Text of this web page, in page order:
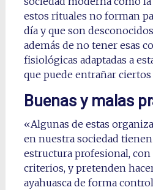
estos rituales no forman
día y que son
además de no tener esas
fisiológicas adaptadas a
que puede entrañar
Buenas y malas
«Algunas de estas
en nuestra sociedad
estructura profesional, con
criterios, y pretenden
ayahuasca de forma